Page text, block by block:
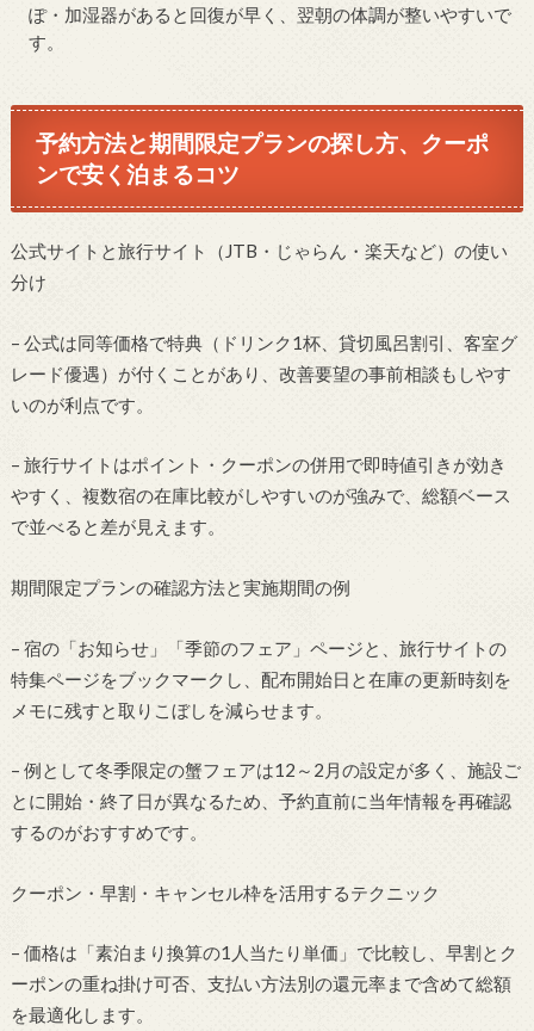
ぽ・加湿器があると回復が早く、翌朝の体調が整いやすいで
す。
予約方法と期間限定プランの探し方、クーポ
ンで安く泊まるコツ
公式サイトと旅行サイト（JTB・じゃらん・楽天など）の使い
分け
– 公式は同等価格で特典（ドリンク1杯、貸切風呂割引、客室グ
レード優遇）が付くことがあり、改善要望の事前相談もしやす
いのが利点です。
– 旅行サイトはポイント・クーポンの併用で即時値引きが効き
やすく、複数宿の在庫比較がしやすいのが強みで、総額ベース
で並べると差が見えます。
期間限定プランの確認方法と実施期間の例
– 宿の「お知らせ」「季節のフェア」ページと、旅行サイトの
特集ページをブックマークし、配布開始日と在庫の更新時刻を
メモに残すと取りこぼしを減らせます。
– 例として冬季限定の蟹フェアは12～2月の設定が多く、施設ご
とに開始・終了日が異なるため、予約直前に当年情報を再確認
するのがおすすめです。
クーポン・早割・キャンセル枠を活用するテクニック
– 価格は「素泊まり換算の1人当たり単価」で比較し、早割とク
ーポンの重ね掛け可否、支払い方法別の還元率まで含めて総額
を最適化します。